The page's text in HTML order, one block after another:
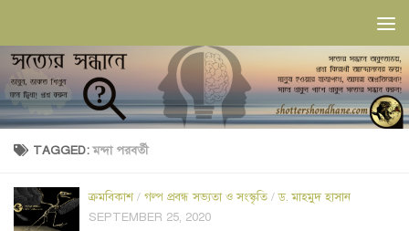
TAGGED:মন্দা পরবর্তী
ক্রমবিকাশ/ গল্প প্রবন্ধ সভ‍্যতা ও সংস্কৃতি /ড. মাহমুদ হাসান
SEPTEMBER 25, 2020